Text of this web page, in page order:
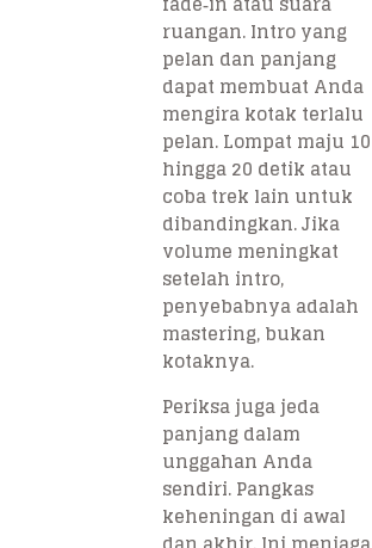
ruangan. Intro yang
pelan dan panjang
dapat membuat Anda
mengira kotak terlalu
pelan. Lompat maju 10
hingga 20 detik atau
coba trek lain untuk
dibandingkan. Jika
volume meningkat
setelah intro,
penyebabnya adalah
mastering, bukan
kotaknya.
Periksa juga jeda
panjang dalam
unggahan Anda
sendiri. Pangkas
keheningan di awal